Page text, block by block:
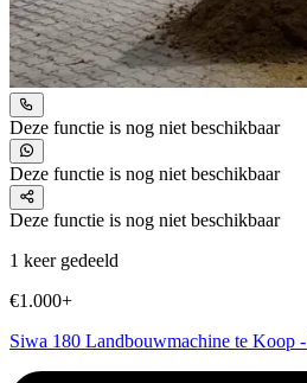
Deze functie is nog niet beschikbaar
Deze functie is nog niet beschikbaar
Deze functie is nog niet beschikbaar
1 keer gedeeld
€1.000+
Siwa 180 Landbouwmachine te Koop